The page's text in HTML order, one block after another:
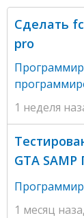
Сделать
pro
1 неделя
GTA
1 месяц